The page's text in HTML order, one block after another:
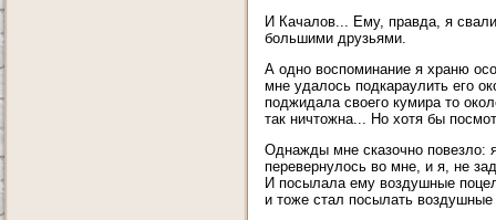
И Качалов... Ему, правда, я
большими друзьями.
А одно воспоминание я храню
мне удалось подкараулить его
поджидала своего кумира то
так ничтожна... Но хотя бы
Однажды мне сказочно повезло:
перевернулось во мне, и я, не
И посылала ему воздушные
и тоже стал посылать